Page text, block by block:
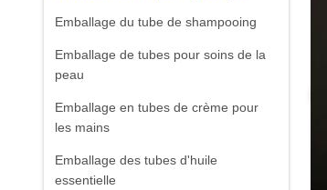
Emballage du tube de shampooing
Emballage de tubes pour soins de la
peau
Emballage en tubes de crème pour
les mains
Emballage des tubes d'huile
essentielle